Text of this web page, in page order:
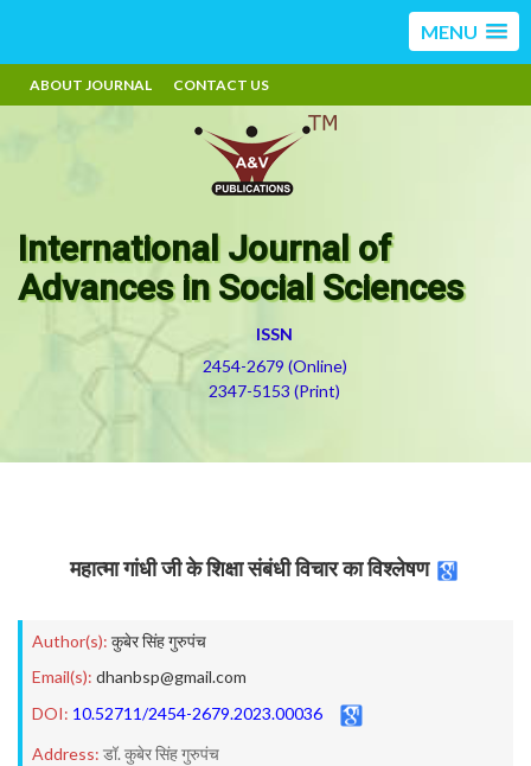
MENU
ABOUT JOURNAL CONTACT US
International Journal of
Advances in Social Sciences
ISSN
2454-2679 (Online)
2347-5153 (Print)
महात्मा गांधी जी के शिक्षा संबंधी विचार का विश्लेषण
Author(s): कुबेर सिंह गुरुपंच
Email(s): dhanbsp@gmail.com
DOI: 10.52711/2454-2679.2023.00036
Address: डॉ. कुबेर सिंह गुरुपंच